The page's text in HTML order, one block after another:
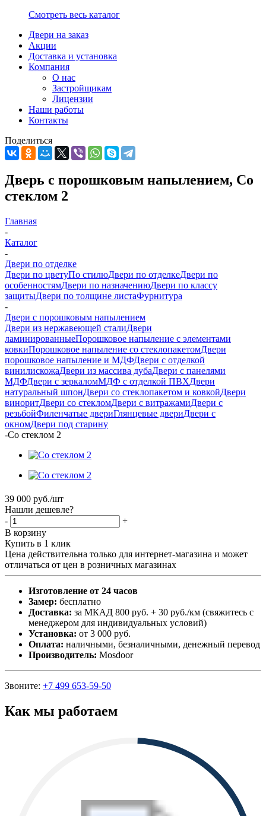
Смотреть весь каталог
Двери на заказ
Акции
Доставка и установка
Компания
О нас
Застройщикам
Лицензии
Наши работы
Контакты
Поделиться
Дверь с порошковым напылением, Со
стеклом 2
Главная
-
Каталог
-
Двери по отделке
Двери по цветуПо стилюДвери по отделкеДвери по
особенностямДвери по назначениюДвери по классу
защитыДвери по толщине листаФурнитура
-
Двери с порошковым напылением
Двери из нержавеющей сталиДвери
ламинированныеПорошковое напыление с элементами
ковкиПорошковое напыление со стеклопакетомДвери
порошковое напыление и МДФДвери с отделкой
винилискожаДвери из массива дубаДвери с панелями
МДФДвери с зеркаломМДФ с отделкой ПВХДвери
натуральный шпонДвери со стеклопакетом и ковкойДвери
виноритДвери со стекломДвери с витражамиДвери с
резьбойФиленчатые двериГлянцевые двериДвери с
окномДвери под старину
-Со стеклом 2
39 000 руб./шт
Нашли дешевле?
-
+
В корзину
Купить в 1 клик
Цена действительна только для интернет-магазина и может
отличаться от цен в розничных магазинах
Изготовление от 24 часов
Замер: бесплатно
Доставка: за МКАД 800 руб. + 30 руб./км (свяжитесь с
менеджером для индивидуальных условий)
Установка: от 3 000 руб.
Оплата: наличными, безналичными, денежный перевод
Производитель: Mosdoor
Звоните: +7 499 653-59-50
Как мы работаем